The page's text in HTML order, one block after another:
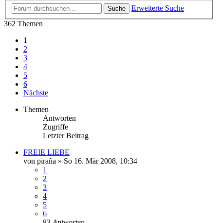
Suche
Erweiterte Suche
362 Themen
1
2
3
4
5
6
Nächste
Themen
Antworten
Zugriffe
Letzter Beitrag
FREIE LIEBE
von piraña » So 16. Mär 2008, 10:34
1
2
3
4
5
6